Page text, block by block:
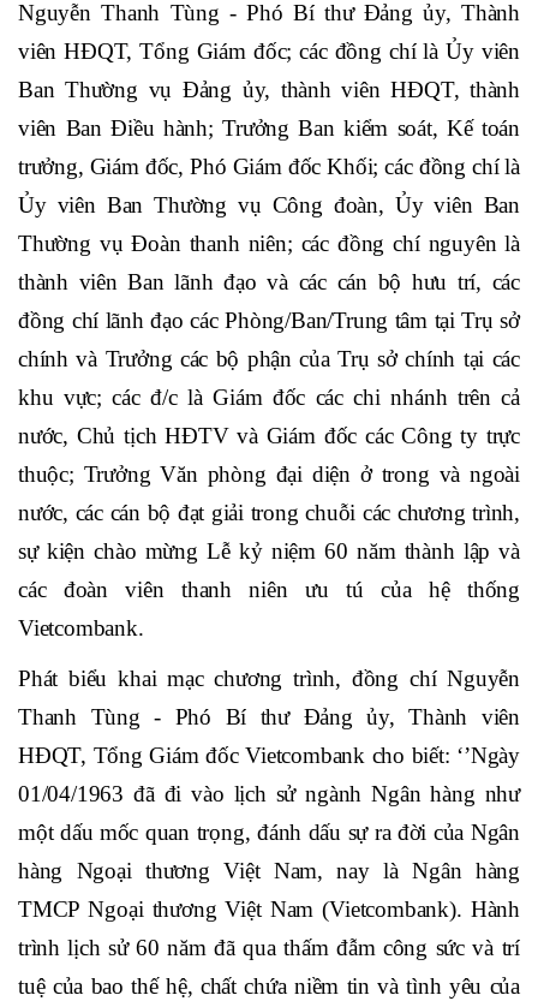
Việt Nam phát biểu tại buổi lễ.
Về phía Vietcombank, có đồng chí Phạm Quang Dũng
- Ủy viên Ban Thường vụ Đảng ủy Khối Doanh
nghiệp TW, Bí thư Đảng ủy, Chủ tịch HĐQT; đồng chí
Nguyễn Thanh Tùng - Phó Bí thư Đảng ủy, Thành
viên HĐQT, Tổng Giám đốc; các đồng chí là Ủy viên
Ban Thường vụ Đảng ủy, thành viên HĐQT, thành
viên Ban Điều hành; Trưởng Ban kiểm soát, Kế toán
trưởng, Giám đốc, Phó Giám đốc Khối; các đồng chí là
Ủy viên Ban Thường vụ Công đoàn, Ủy viên Ban
Thường vụ Đoàn thanh niên; các đồng chí nguyên là
thành viên Ban lãnh đạo và các cán bộ hưu trí, các
đồng chí lãnh đạo các Phòng/Ban/Trung tâm tại Trụ sở
chính và Trưởng các bộ phận của Trụ sở chính tại các
khu vực; các đ/c là Giám đốc các chi nhánh trên cả
nước, Chủ tịch HĐTV và Giám đốc các Công ty trực
thuộc; Trưởng Văn phòng đại diện ở trong và ngoài
nước, các cán bộ đạt giải trong chuỗi các chương trình,
sự kiện chào mừng Lễ kỷ niệm 60 năm thành lập và
các đoàn viên thanh niên ưu tú của hệ thống
Vietcombank.
Phát biểu khai mạc chương trình, đồng chí Nguyễn
Thanh Tùng - Phó Bí thư Đảng ủy, Thành viên
HĐQT, Tổng Giám đốc Vietcombank cho biết: ‘’Ngày
01/04/1963 đã đi vào lịch sử ngành Ngân hàng như
một dấu mốc quan trọng, đánh dấu sự ra đời của Ngân